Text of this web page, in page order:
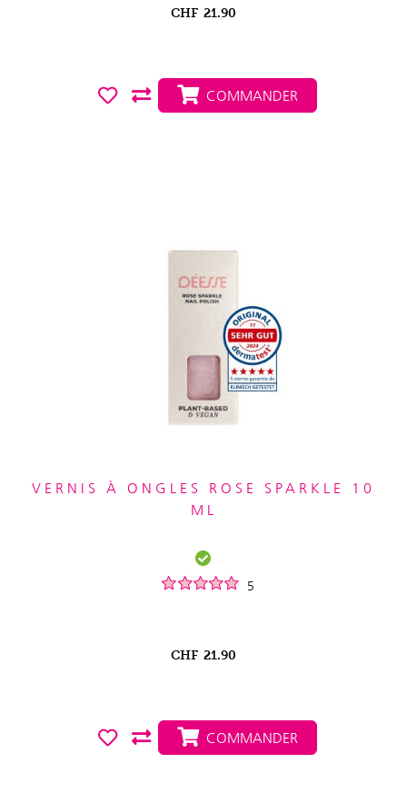
CHF 21.90
COMMANDER
VERNIS À ONGLES ROSE SPARKLE 10
ML
5
CHF 21.90
COMMANDER